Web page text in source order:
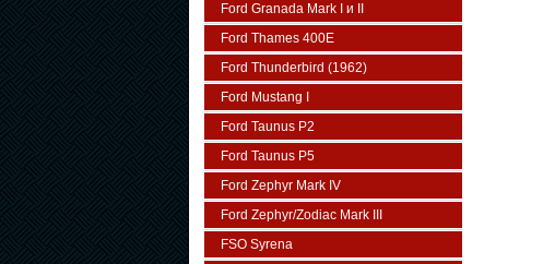
Ford Granada Mark I и II
Ford Thames 400E
Ford Thunderbird (1962)
Ford Mustang I
Ford Taunus P2
Ford Taunus P5
Ford Zephyr Mark IV
Ford Zephyr/Zodiac Mark III
FSO Syrena